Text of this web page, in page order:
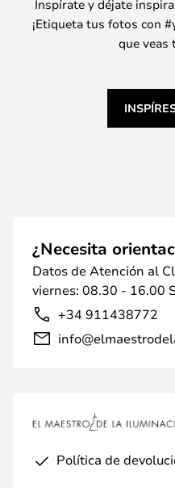
Inspírate y déjate
¡Etiqueta tus fotos con
que veas
¿Necesita
Datos de Atención al
viernes: 08.30 - 16.00
+34 911438772
Política de